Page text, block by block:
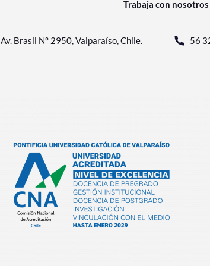
Trabaja con nosotros
Av. Brasil N° 2950, Valparaíso, Chile. 56